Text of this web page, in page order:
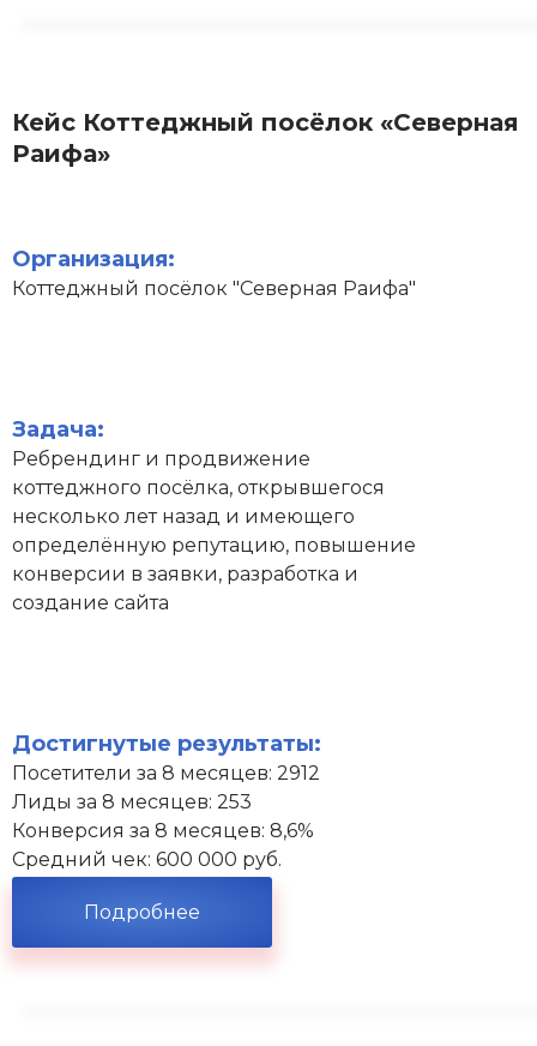
Кейс Коттеджный посёлок «Северная
Раифа»
Организация:
Коттеджный посёлок "Северная Раифа"
Задача:
Ребрендинг и продвижение
коттеджного посёлка, открывшегося
несколько лет назад и имеющего
определённую репутацию, повышение
конверсии в заявки, разработка и
создание сайта
Достигнутые результаты:
Посетители за 8 месяцев: 2912
Лиды за 8 месяцев: 253
Конверсия за 8 месяцев: 8,6%
Средний чек: 600 000 руб.
Подробнее